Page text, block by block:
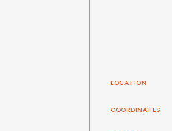
LOCATION
COORDINATES